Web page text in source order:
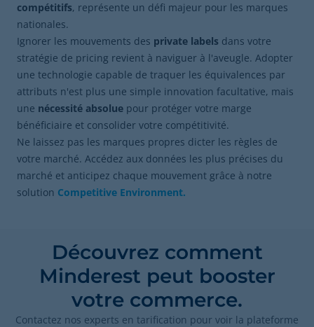
compétitifs, représente un défi majeur pour les marques
nationales.
Ignorer les mouvements des private labels dans votre
stratégie de pricing revient à naviguer à l'aveugle. Adopter
une technologie capable de traquer les équivalences par
attributs n'est plus une simple innovation facultative, mais
une nécessité absolue pour protéger votre marge
bénéficiaire et consolider votre compétitivité.
Ne laissez pas les marques propres dicter les règles de
votre marché. Accédez aux données les plus précises du
marché et anticipez chaque mouvement grâce à notre
solution Competitive Environment.
Découvrez comment
Minderest peut booster
votre commerce.
Contactez nos experts en tarification pour voir la plateforme